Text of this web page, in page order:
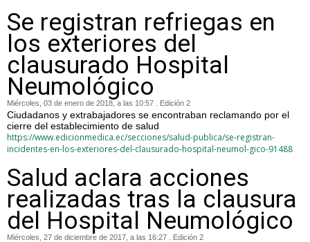
Se registran refriegas en
los exteriores del
clausurado Hospital
Neumológico
Miércoles, 03 de enero de 2018, a las 10:57 . Edición 2
Ciudadanos y extrabajadores se encontraban reclamando por el
cierre del establecimiento de salud
https://www.edicionmedica.ec/secciones/salud-publica/se-registran-
incidentes-en-los-exteriores-del-clausurado-hospital-neumol-gico-91488
Salud aclara acciones
realizadas tras la clausura
del Hospital Neumológico
Miércoles, 27 de diciembre de 2017, a las 16:27 . Edición 2